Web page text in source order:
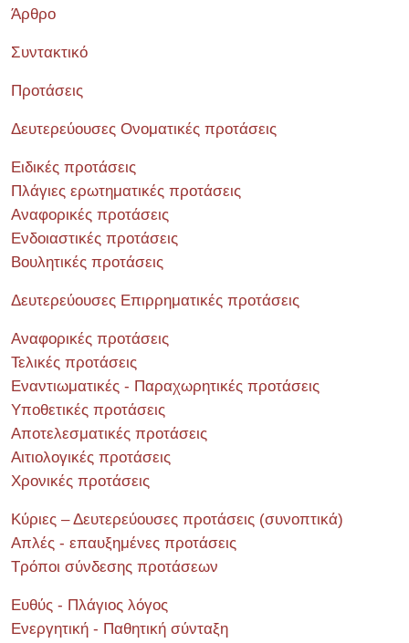
Άρθρο
Συντακτικό
Προτάσεις
Δευτερεύουσες Ονοματικές προτάσεις
Ειδικές προτάσεις
Πλάγιες ερωτηματικές προτάσεις
Αναφορικές προτάσεις
Ενδοιαστικές προτάσεις
Βουλητικές προτάσεις
Δευτερεύουσες Επιρρηματικές προτάσεις
Αναφορικές προτάσεις
Τελικές προτάσεις
Εναντιωματικές - Παραχωρητικές προτάσεις
Υποθετικές προτάσεις
Αποτελεσματικές προτάσεις
Αιτιολογικές προτάσεις
Χρονικές προτάσεις
Κύριες – Δευτερεύουσες προτάσεις (συνοπτικά)
Απλές - επαυξημένες προτάσεις
Τρόποι σύνδεσης προτάσεων
Ευθύς - Πλάγιος λόγος
Ενεργητική - Παθητική σύνταξη